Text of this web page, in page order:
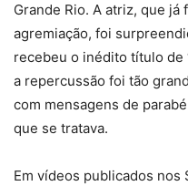
Grande Rio. A atriz, que já
agremiação, foi
recebeu o inédito título de
a repercussão foi tão
com mensagens de
que se tratava.
Em vídeos publicados nos